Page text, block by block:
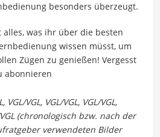
besonders überzeugt.
was ihr über die besten
wissen müsst, um
Zügen zu genießen! Vergesst
abonnieren